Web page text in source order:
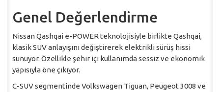
Genel Değerlendirme
Nissan Qashqai e-POWER teknolojisiyle birlikte Qashqai,
klasik SUV anlayışını değiştirerek elektrikli sürüş hissi
sunuyor. Özellikle şehir içi kullanımda sessiz ve ekonomik
yapısıyla öne çıkıyor.
C-SUV segmentinde Volkswagen Tiguan, Peugeot 3008 ve